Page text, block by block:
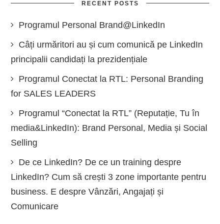
RECENT POSTS
Programul Personal Brand@LinkedIn
Câți urmăritori au și cum comunică pe LinkedIn
principalii candidați la prezidențiale
Programul Conectat la RTL: Personal Branding
for SALES LEADERS
Programul “Conectat la RTL” (Reputație, Tu în
media&LinkedIn): Brand Personal, Media și Social
Selling
De ce LinkedIn? De ce un training despre
LinkedIn? Cum să crești 3 zone importante pentru
business. E despre Vânzări, Angajați și
Comunicare